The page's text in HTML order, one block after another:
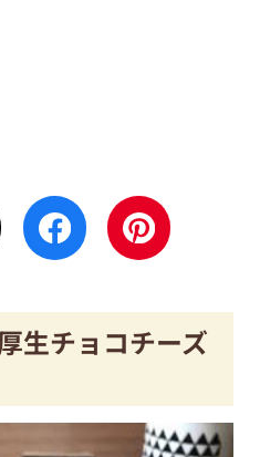
生チョコチーズ